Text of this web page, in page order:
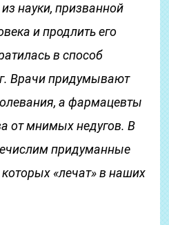
науки, призванной
и продлить его
в способ
Врачи придумывают
а фармацевты
от мнимых недугов. В
придуманные
«лечат» в наших